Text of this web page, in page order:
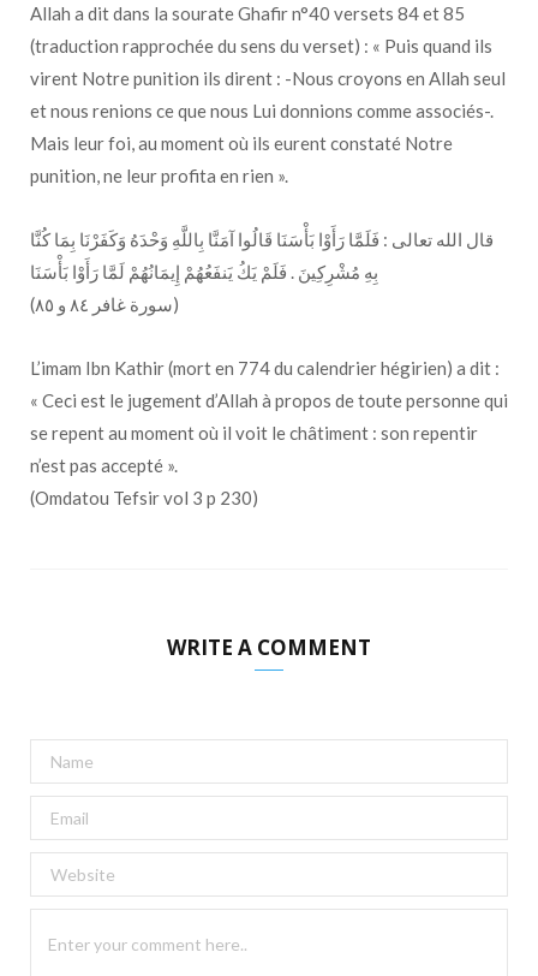
Allah a dit dans la sourate Ghafir n°40 versets 84 et 85
(traduction rapprochée du sens du verset) : « Puis quand ils
virent Notre punition ils dirent : -Nous croyons en Allah seul
et nous renions ce que nous Lui donnions comme associés-.
Mais leur foi, au moment où ils eurent constaté Notre
punition, ne leur profita en rien ».
قال الله تعالى : فَلَمَّا رَأَوْا بَأْسَنَا قَالُوا آمَنَّا بِاللَّهِ وَحْدَهُ وَكَفَرْنَا بِمَا كُنَّا
بِهِ مُشْرِكِينَ . فَلَمْ يَكُ يَنفَعُهُمْ إِيمَانُهُمْ لَمَّا رَأَوْا بَأْسَنَا
(سورة غافر ٨٤ و ٨٥)
L’imam Ibn Kathir (mort en 774 du calendrier hégirien) a dit :
« Ceci est le jugement d’Allah à propos de toute personne qui
se repent au moment où il voit le châtiment : son repentir
n’est pas accepté ».
(Omdatou Tefsir vol 3 p 230)
WRITE A COMMENT
l
e
n